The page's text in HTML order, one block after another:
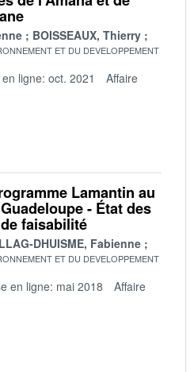
BOISSEAUX, Thierry
ET DU DEVELOPPEMENT
ligne: oct. 2021
Affaire
Lamantin au
- État des
faisabilité
DHUISME, Fabienne
ET DU DEVELOPPEMENT
en ligne: mai 2018
Affaire